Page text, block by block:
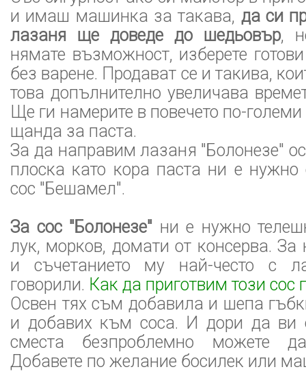
и имаш машинка за такава, да си
лазаня ще доведе до шедьовър,
нямате възможност, изберете
без варене. Продават се и такива,
това допълнително увеличава
Ще ги намерите в повечето по-
щанда за паста.
За да направим лазаня "Болонезе"
плоска като кора паста ни е нужно
сос "Бешамел".
За сос "Болонезе" ни е нужно
лук, морков, домати от консерва. За
и съчетанието му най-често с
говорили. Как да приготвим този сос
Освен тях съм добавила и шепа
и добавих към соса. И дори да ви
сместа безпроблемно можете
Добавете по желание босилек или